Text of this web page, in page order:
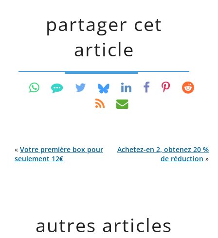
partager cet
article
« Votre première box pour
seulement 12€
Achetez-en 2, obtenez 20 %
de réduction »
autres articles